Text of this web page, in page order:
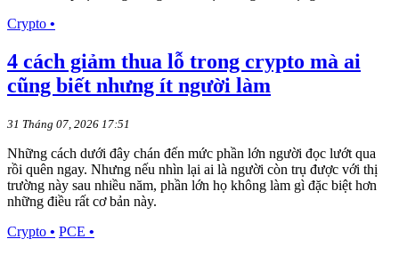
Crypto •
4 cách giảm thua lỗ trong crypto mà ai
cũng biết nhưng ít người làm
31 Tháng 07, 2026 17:51
Những cách dưới đây chán đến mức phần lớn người đọc lướt qua
rồi quên ngay. Nhưng nếu nhìn lại ai là người còn trụ được với thị
trường này sau nhiều năm, phần lớn họ không làm gì đặc biệt hơn
những điều rất cơ bản này.
Crypto • PCE •